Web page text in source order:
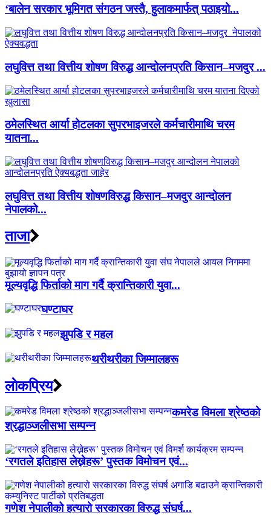
‘बालेन सरकार भूमिगत संगठन जस्तै, हुलाकमार्फत् पठाइयो...
लघुवित्त तथा वित्तीय शोषण विरुद्ध आन्दोलनप्रति किसान–मजदुर ...
ठमेलस्थित आर्या होटलका सुपरभाइजरले कर्मचारीमाथि चरम
यातना...
लघुवित्त तथा वित्तीय शोषणविरुद्ध किसान–मजदुर आन्दोलन
नेपालको...
ताजा
मूल्यवृद्धि फिर्ताको माग गर्दै क्रान्तिकारी युवा...
घण्टाघर
झुपडि र महल
थरीथरीका जिम्मालहरू
लाेकप्रिय
कमरेड विमला श्रेष्ठको
श्रद्धाञ्जलीसभा सम्पन्न
‘रगतले इतिहास लेख्नेहरू’ पुस्तक विमोचन एवं...
गणेश नेपालीको हत्यारो सरकारका विरुद्ध संघर्ष...